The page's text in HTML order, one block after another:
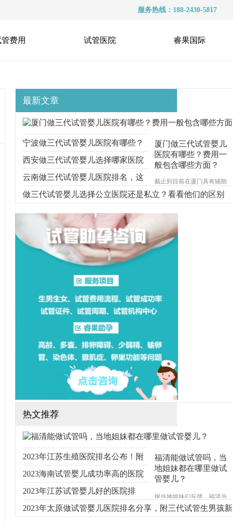
服务热线：188-2430-5817
费用 试管医院 睿果国际
最新文章
厦门做三代试管婴儿
医院有哪些？费用一
般包含哪些方面？
截止到目前在厦门具有辅助
生殖技术资质的试管婴儿医
院一共有4家，分别为厦门的
一医院，这些医院都可以开
展一二代试管婴儿技术，下
面为大家整理厦门试管医院
宁波做三代试管婴儿医院有哪些？
选择医院时要多看什么？
西安做三代试管婴儿选择哪家医院
好？医院的收费情况如何？
云南做三代试管婴儿医院排名，这
三家医院都可以
做三代试管婴儿选择公立医院还是私立？看看他们的区别
热文推荐
福清能做试管吗，当
地姐妹都在哪里做试
管婴儿？
据当地姐妹们反馈，福清当
地并不能做试管婴儿，大多
数需要做试管辅助受孕的往
2023年江苏生殖医院排名公布！附
费用及成功率参考
2023海南试管婴儿成功率高的医院
有哪些？
2023年江苏试管婴儿好的医院排
名！附新排名参考
2023年太原做试管婴儿医院排名分享，附三代试管生男孩新